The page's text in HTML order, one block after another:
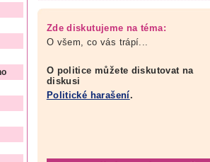
Zde diskutujeme na téma:
O všem, co vás trápí...
O politice můžete diskutovat na
diskusi
Politické harašení.